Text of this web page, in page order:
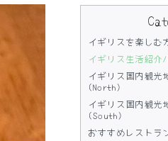
イギリスを楽し
イギリス生活紹
イギリス国内観
(North)
イギリス国内観
(South)
おすすめレスト